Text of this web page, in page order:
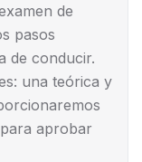
de
pasos
de conducir.
una teórica y
aprobar